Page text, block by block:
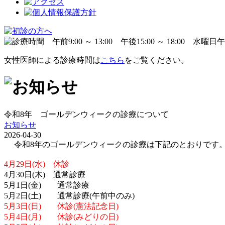
女性医師による診療時間はこちら をご覧ください。
令和8年 ゴールデンウィークの診療について
お知らせ
2026-04-30
令和8年のゴールデンウィークの診療は下記のとおりです
4月29日(水) 休診
4月30日(木) 通常診療
5月1日(金) 通常診療
5月2日(土) 通常診療(午前中のみ)
5月3日(日) 休診(憲法記念日)
5月4日(月) 休診(みどりの日)